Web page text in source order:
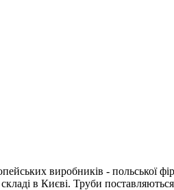
виробників - польської
в Києві. Труби